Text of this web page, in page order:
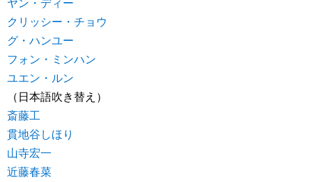
クリッシー・チョウ
グ・ハンユー
フォン・ミンハン
ユエン・ルン
（日本語吹き替え）
斎藤工
貫地谷しほり
山寺宏一
近藤春菜